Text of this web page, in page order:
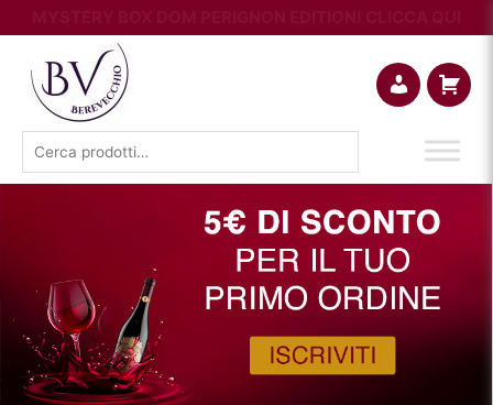
Cerca: